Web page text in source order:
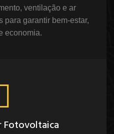
ventilação e ar
para garantir bem-estar,
economia.
Fotovoltaica